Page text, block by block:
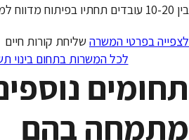
בין 10-20 עובדים תחתיו בפיתוח מדווח למנכ"ל
לצפייה בפרטי המשרה שליחת קורות חיים
לכל המשרות בתחום בינוי
תחומים
מתמחה בהם